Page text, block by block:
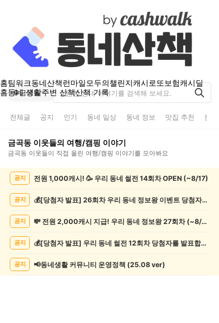
홈팀워크동네산책런마일모두의챌린지캐시로또보험캐시딜
홈동네 생활주변 산책산책 기록
금곡동
전체글 공지 인기 동네 일상 동네 정보 맛집 추천 분
금곡동 이웃들의 여행/캠핑 이야기
금곡동 이웃들이 직접 올린 여행/캠핑 이야기를 모아봐요
록
공지 전원 1,000캐시! 🥳 우리 동네 썰전 14회차 OPEN (~8/17)
공지 💰[당첨자 발표] 26회차 우리 동네 정보왕 이벤트 당첨자를 발표합니다!
공지 💸 전원 2,000캐시 지급! 우리 동네 정보왕 27회차 (~8/10)
공지 💰[당첨자 발표] 우리 동네 썰전 12회차 당첨자를 발표합니다!
공지 📢동네생활 커뮤니티 운영정책 (25.08 ver)